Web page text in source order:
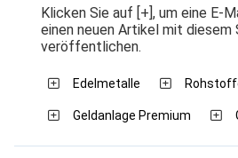
Klicken Sie auf [+], um eine E-
einen neuen Artikel mit diesem
veröffentlichen.
Edelmetalle
Geldanlage Premium